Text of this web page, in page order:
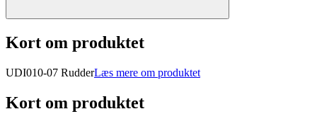
Kort om produktet
UDI010-07 RudderLæs mere om produktet
Kort om produktet